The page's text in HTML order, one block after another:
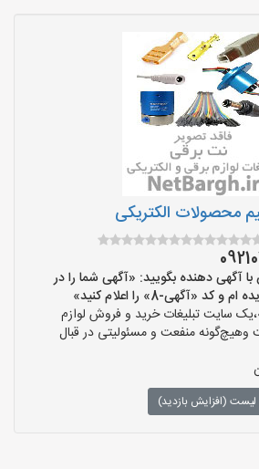
محصولات الکتریکی
آگهی دهنده بگویید: «آگهی شما را در
8» را اعلام کنید»
سایت تبلیغات خرید و فروش لوازم
وهیچ‌گونه منفعت و مسئولیتی در قبال
لیست (افزایش بازدید)